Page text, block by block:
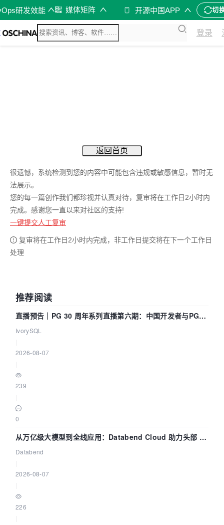
研发效能 媒体矩阵 开源中国APP 切
登录
返回首页
很遗憾，系统检测到您的内容中可能包含违规或敏感信息，暂时无
法展示。
您的每一篇创作我们都珍视并认真对待，复审将在工作日2小时内
完成。感谢您一直以来对社区的支持!
一键提交人工复审
复审将在工作日2小时内完成，非工作日提交将在下一个工作日
处理
推荐阅读
直播预告｜PG 30 周年系列直播第六期：中国开发者与PG内
核——我们改得动吗？我们贡献了什么？
IvorySQL
2026-08-07
239
0
从万亿级大模型到全线应用：Databend Cloud 助力头部 AI
企业构建全链路 Trace 数据管道
Databend
2026-08-07
226